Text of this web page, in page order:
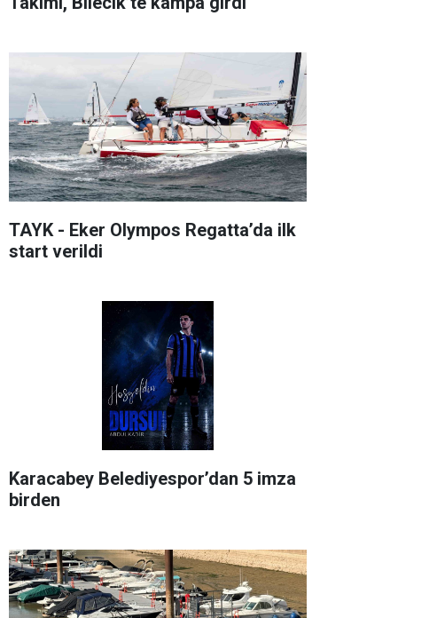
TAYK - Eker Olympos Regatta’da ilk
start verildi
Karacabey Belediyespor’dan 5 imza
birden